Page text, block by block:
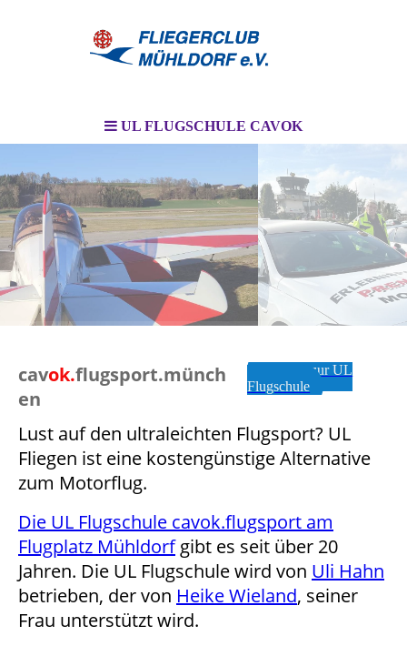
UL FLUGSCHULE CAVOK
I
Kontakt zur UL
Flugschule
cavok.flugsport.münch
en
Lust auf den ultraleichten Flugsport? UL
Fliegen ist eine kostengünstige Alternative
zum Motorflug.
Die UL Flugschule cavok.flugsport am
Flugplatz Mühldorfgibt es seit über 20
Jahren. Die UL Flugschule wird von Uli Hahn
betrieben, der von Heike Wieland, seiner
Frau unterstützt wird.